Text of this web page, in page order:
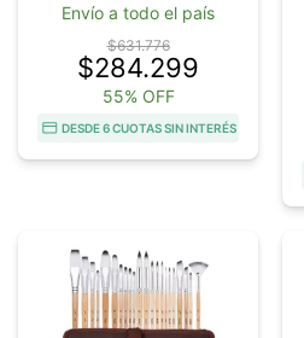
Envío a todo el país
$631.776
$284.299
55% OFF
DESDE 6 CUOTAS SIN INTERÉS